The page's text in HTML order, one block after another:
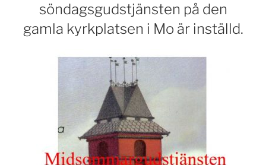
söndagsgudstjänsten på den
gamla kyrkplatsen i Mo är inställd.